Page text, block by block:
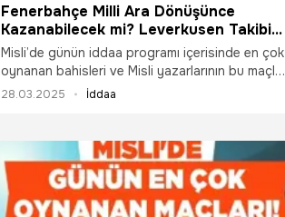
Fenerbahçe Milli Ara Dönüşünce
Kazanabilecek mi? Leverkusen Takibi
Sürdümek İstiyor. İşte Günün En Çok
Oynanan Maçları
Misli’de günün iddaa programı içerisinde en çok
oynanan bahisleri ve Misli yazarlarının bu maçlar
için yaptığı yorumları sizler için derledik.
28.03.2025 İddaa